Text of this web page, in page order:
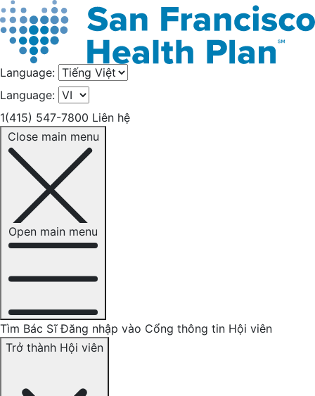
Language:
Language:
1(415) 547-7800 Liên hệ
Close main menu
Open main menu
Tìm Bác Sĩ Đăng nhập vào Cổng thông tin Hội viên
Trở thành Hội viên